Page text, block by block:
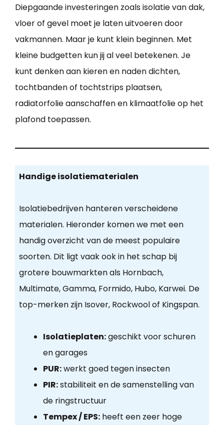
Diepgaande investeringen zoals isolatie van dak,
vloer of gevel moet je laten uitvoeren door
vakmannen. Maar je kunt klein beginnen. Met
kleine budgetten kun jij al veel betekenen. Je
kunt denken aan kieren en naden dichten,
tochtbanden of tochtstrips plaatsen,
radiatorfolie aanschaffen en klimaatfolie op het
plafond toepassen.
Handige isolatiematerialen
Isolatiebedrijven hanteren verscheidene
materialen. Hieronder komen we met een
handig overzicht van de meest populaire
soorten. Dit ligt vaak ook in het schap bij
grotere bouwmarkten als Hornbach,
Multimate, Gamma, Formido, Hubo, Karwei. De
top-merken zijn Isover, Rockwool of Kingspan.
Isolatieplaten:geschikt voor schuren
en garages
PUR:werkt goed tegen insecten
PIR:stabiliteit en de samenstelling van
de ringstructuur
Tempex / EPS:heeft een zeer hoge